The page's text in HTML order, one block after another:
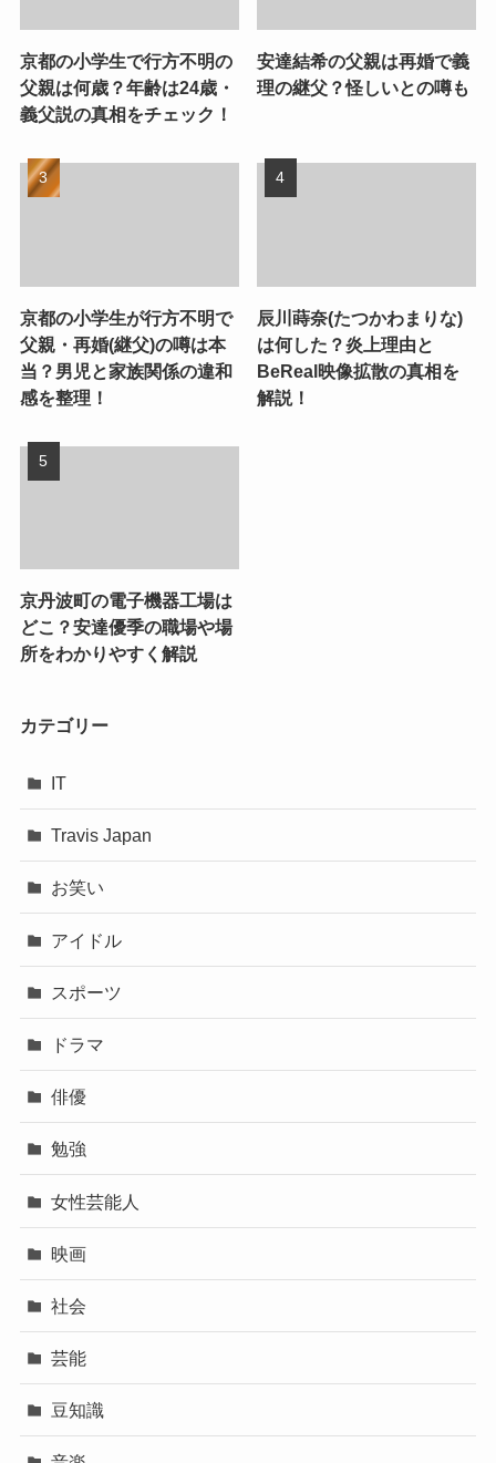
京都の小学生で行方不明の
父親は何歳？年齢は24歳・
義父説の真相をチェック！
安達結希の父親は再婚で義
理の継父？怪しいとの噂も
京都の小学生が行方不明で
父親・再婚(継父)の噂は本
当？男児と家族関係の違和
感を整理！
辰川蒔奈(たつかわまりな)
は何した？炎上理由と
BeReal映像拡散の真相を
解説！
京丹波町の電子機器工場は
どこ？安達優季の職場や場
所をわかりやすく解説
カテゴリー
IT
Travis Japan
お笑い
アイドル
スポーツ
ドラマ
俳優
勉強
女性芸能人
映画
社会
芸能
豆知識